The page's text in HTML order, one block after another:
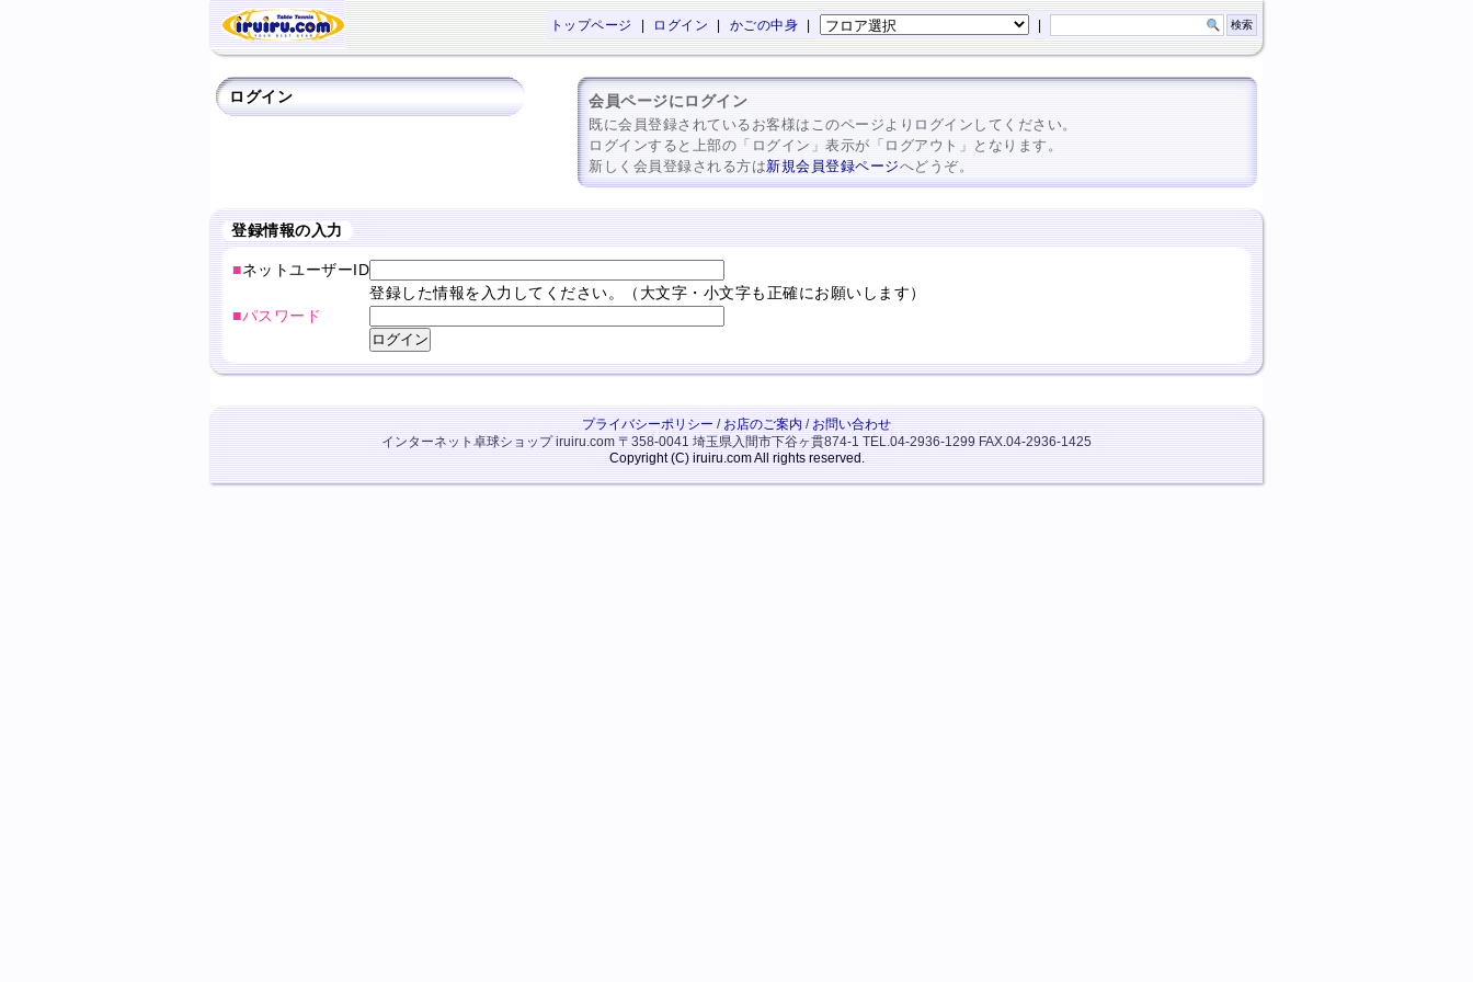
かごの中身
ログイン
トップページ
ログイン 会員ページにログイン
既に会員登録されているお客様はこのページよりログインしてください。
ログインすると上部の「ログイン」表示が「ログアウト」となります。
新しく会員登録される方は新規会員登録ページへどうぞ。
登録情報の入力
■ネットユーザーID
登録した情報を入力してください。（大文字・小文字も正確にお願いします）
■パスワード
プライバシーポリシー/お店のご案内/お問い合わせ
インターネット卓球ショップ iruiru.com〒358-0041 埼玉県入間市下谷ヶ貫874-1TEL.04-2936-1299 FAX.04-2936-1425
Copyright (C) iruiru.com All rights reserved.